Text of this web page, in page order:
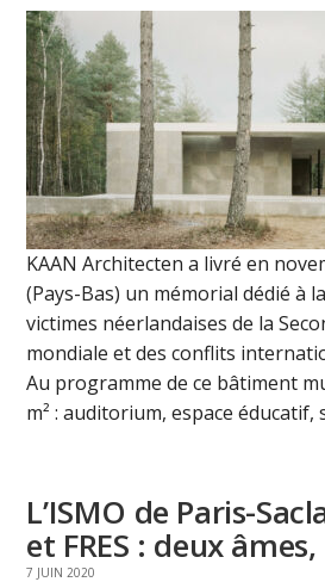
KAAN Architecten a livré en
(Pays-Bas) un mémorial dédié à
victimes néerlandaises de la
mondiale et des conflits
Au programme de ce bâtiment
m² : auditorium, espace éducatif,
L’ISMO de Paris-
et FRES : deux
7 JUIN 2020